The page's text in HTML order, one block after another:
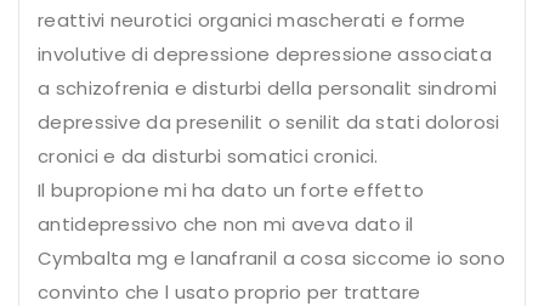
reattivi neurotici organici mascherati e forme
involutive di depressione depressione associata
a schizofrenia e disturbi della personalit sindromi
depressive da presenilit o senilit da stati dolorosi
cronici e da disturbi somatici cronici.
Il bupropione mi ha dato un forte effetto
antidepressivo che non mi aveva dato il
Cymbalta mg e lanafranil a cosa siccome io sono
convinto che l usato proprio per trattare